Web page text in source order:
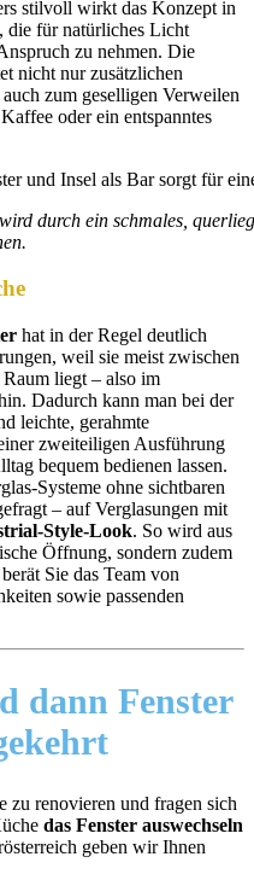
stilvoll wirkt das Konzept in
die für natürliches Licht
zu nehmen. Die
nicht nur zusätzlichen
zum geselligen Verweilen
oder ein entspanntes
durch ein schmales,
hat in der Regel deutlich
weil sie meist zwischen
liegt – also im
Dadurch kann man bei der
leichte, gerahmte
zweiteiligen Ausführung
bequem bedienen lassen.
Systeme ohne sichtbaren
– auf Verglasungen mit
Style-Look. So wird aus
Öffnung, sondern zudem
Sie das Team von
sowie passenden
dann Fenster
zu renovieren und fragen sich
das Fenster auswechseln
geben wir Ihnen